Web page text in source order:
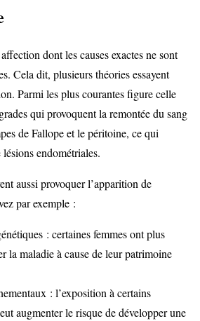
dont les causes exactes ne sont
Cela dit, plusieurs théories essayent
Parmi les plus courantes figure celle
qui provoquent la remontée du sang
de Fallope et le péritoine, ce qui
endométriales.
aussi provoquer l’apparition de
par exemple :
: certaines femmes ont plus
la maladie à cause de leur patrimoine
: l’exposition à certains
augmenter le risque de développer une